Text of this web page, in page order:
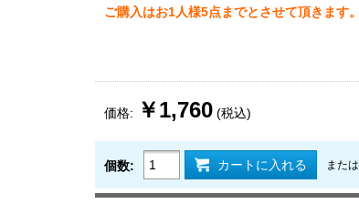
ご購入はお1人様5点までとさせて頂きます。
価格: ￥1,760 (税込)
個数: カートに入れる または